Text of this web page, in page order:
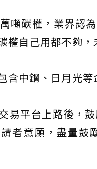
噸碳權，業界認
權自己用都不夠
含中鋼、日月光
易平台上路後，
者意願，盡量鼓